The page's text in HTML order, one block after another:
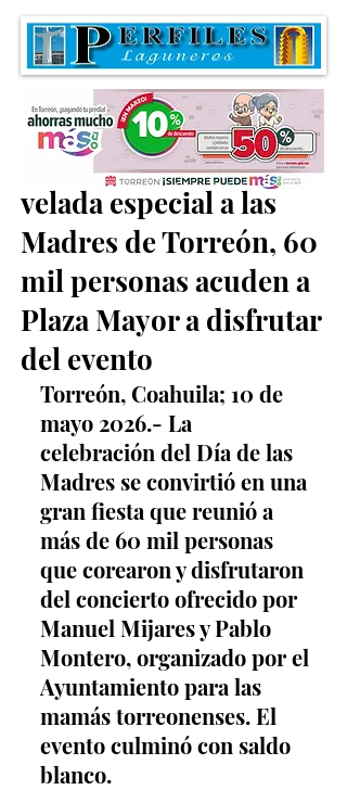
Mijares regala una
velada especial a las
Madres de Torreón, 60
mil personas acuden a
Plaza Mayor a disfrutar
del evento
Torreón, Coahuila; 10 de
mayo 2026.- La
celebración del Día de las
Madres se convirtió en una
gran fiesta que reunió a
más de 60 mil personas
que corearon y disfrutaron
del concierto ofrecido por
Manuel Mijares y Pablo
Montero, organizado por el
Ayuntamiento para las
mamás torreonenses. El
evento culminó con saldo
blanco.